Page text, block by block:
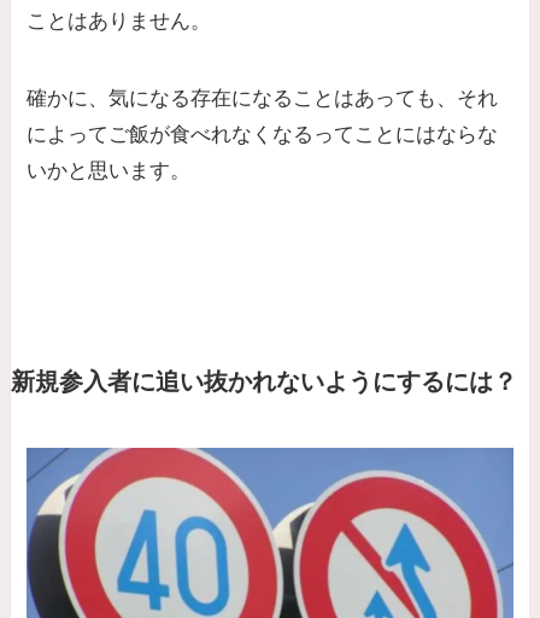
ことはありません。
確かに、気になる存在になることはあっても、それ
によってご飯が食べれなくなるってことにはならな
いかと思います。
新規参入者に追い抜かれないようにするには？